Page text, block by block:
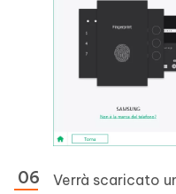
Verrà scaricato